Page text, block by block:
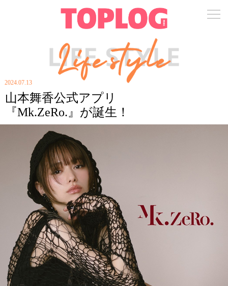
2024.07.13
山本舞香公式アプリ
『Mk.ZeRo.』が誕生！